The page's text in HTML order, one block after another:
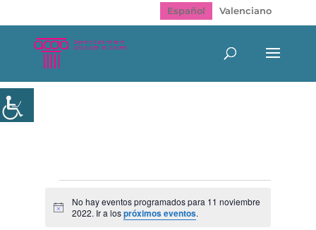
Español Valenciano
en
Aviso
No hay eventos programados para 11 noviembre
2022. Ir a lospróximos eventos.